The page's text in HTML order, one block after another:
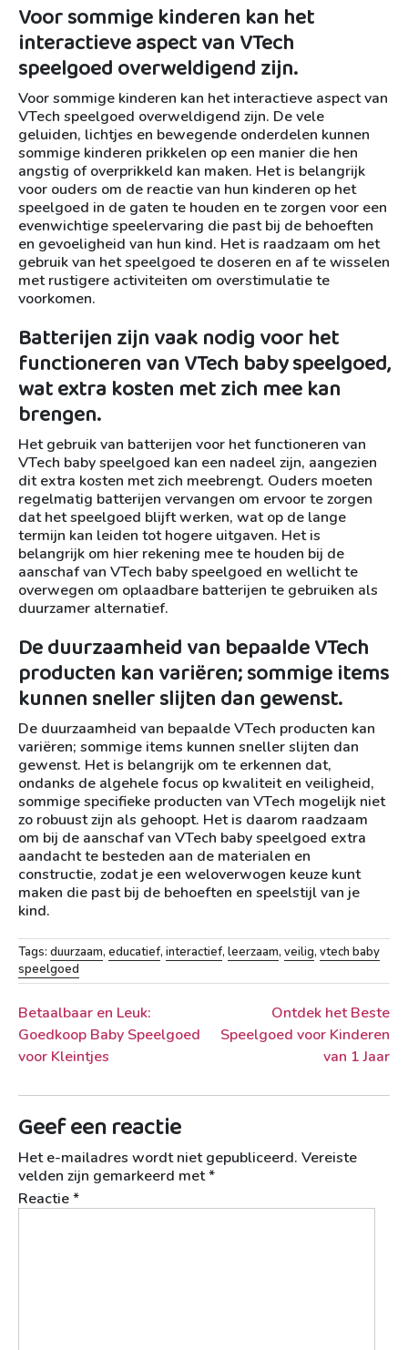
Voor sommige kinderen kan het
interactieve aspect van VTech
speelgoed overweldigend zijn.
Voor sommige kinderen kan het interactieve aspect van
VTech speelgoed overweldigend zijn. De vele
geluiden, lichtjes en bewegende onderdelen kunnen
sommige kinderen prikkelen op een manier die hen
angstig of overprikkeld kan maken. Het is belangrijk
voor ouders om de reactie van hun kinderen op het
speelgoed in de gaten te houden en te zorgen voor een
evenwichtige speelervaring die past bij de behoeften
en gevoeligheid van hun kind. Het is raadzaam om het
gebruik van het speelgoed te doseren en af te wisselen
met rustigere activiteiten om overstimulatie te
voorkomen.
Batterijen zijn vaak nodig voor het
functioneren van VTech baby speelgoed,
wat extra kosten met zich mee kan
brengen.
Het gebruik van batterijen voor het functioneren van
VTech baby speelgoed kan een nadeel zijn, aangezien
dit extra kosten met zich meebrengt. Ouders moeten
regelmatig batterijen vervangen om ervoor te zorgen
dat het speelgoed blijft werken, wat op de lange
termijn kan leiden tot hogere uitgaven. Het is
belangrijk om hier rekening mee te houden bij de
aanschaf van VTech baby speelgoed en wellicht te
overwegen om oplaadbare batterijen te gebruiken als
duurzamer alternatief.
De duurzaamheid van bepaalde VTech
producten kan variëren; sommige items
kunnen sneller slijten dan gewenst.
De duurzaamheid van bepaalde VTech producten kan
variëren; sommige items kunnen sneller slijten dan
gewenst. Het is belangrijk om te erkennen dat,
ondanks de algehele focus op kwaliteit en veiligheid,
sommige specifieke producten van VTech mogelijk niet
zo robuust zijn als gehoopt. Het is daarom raadzaam
om bij de aanschaf van VTech baby speelgoed extra
aandacht te besteden aan de materialen en
constructie, zodat je een weloverwogen keuze kunt
maken die past bij de behoeften en speelstijl van je
kind.
Tags: duurzaam, educatief, interactief, leerzaam, veilig, vtech baby
speelgoed
Berichtnavigatie
Betaalbaar en Leuk:
Goedkoop Baby Speelgoed
voor Kleintjes
Ontdek het Beste
Speelgoed voor Kinderen
van 1 Jaar
Geef een reactie
Het e-mailadres wordt niet gepubliceerd. Vereiste
velden zijn gemarkeerd met*
Reactie*